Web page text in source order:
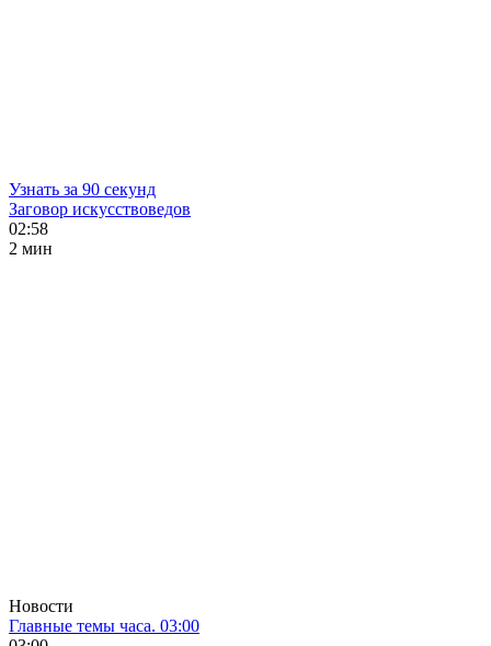
Узнать за 90 секунд
Заговор искусствоведов
02:58
2 мин
Новости
Главные темы часа. 03:00